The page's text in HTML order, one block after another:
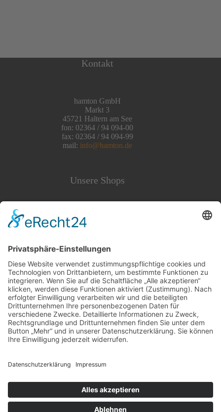
Kontakt
hamton GmbH
Markt 3
45721 Haltern am See
fon: 02364 / 94 094-00
fax: 02364 / 94 094-99
mail: info@hamton.de
Unsere Shops
Telekom Shops
Vodafone Shops
Nützliche Links
Servicetechniker
Geschäftskundenservice
Tarifcheck
Speedtest
Rechtliches